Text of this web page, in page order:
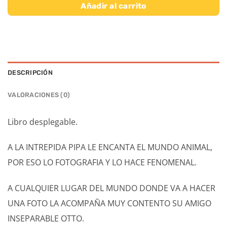
Añadir al carrito
DESCRIPCIÓN
VALORACIONES (0)
Libro desplegable.
A LA INTREPIDA PIPA LE ENCANTA EL MUNDO ANIMAL,
POR ESO LO FOTOGRAFIA Y LO HACE FENOMENAL.
A CUALQUIER LUGAR DEL MUNDO DONDE VA A HACER
UNA FOTO LA ACOMPAÑA MUY CONTENTO SU AMIGO
INSEPARABLE OTTO.